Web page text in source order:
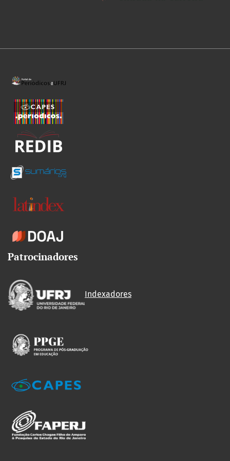
Patrocinadores
Indexadores